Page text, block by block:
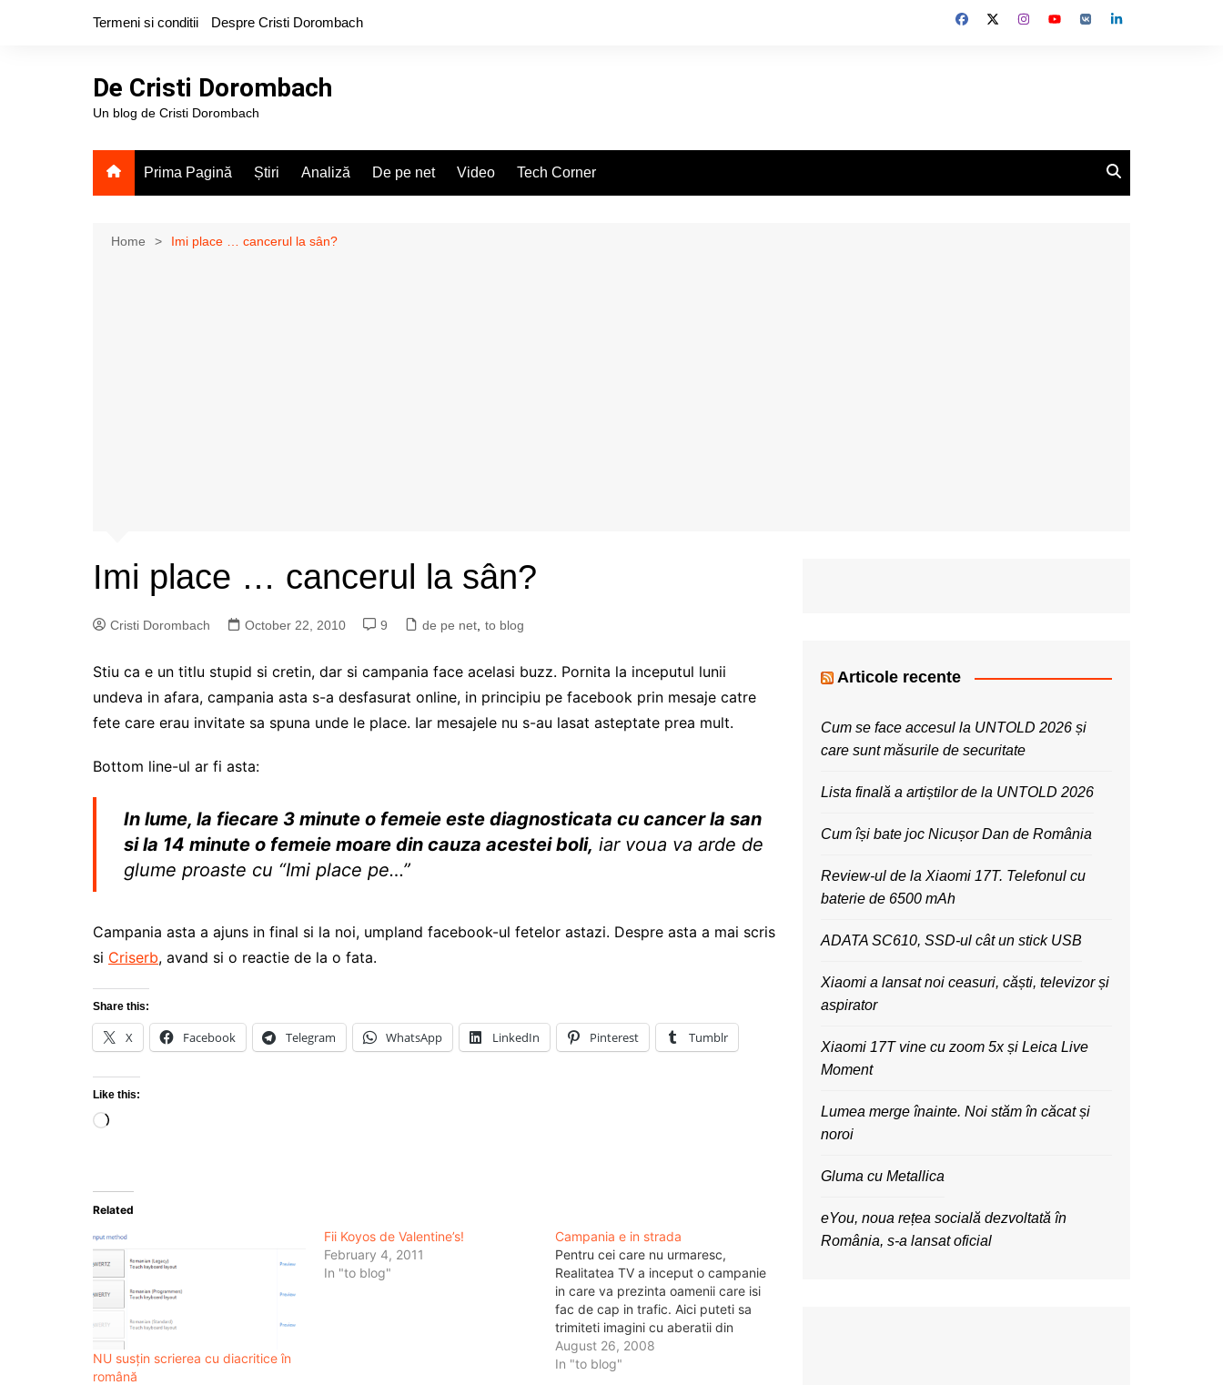
Termeni si conditii Despre Cristi Dorombach
De Cristi Dorombach
Un blog de Cristi Dorombach
Prima Pagină Știri Analiză De pe net Video Tech Corner
Home Imi place … cancerul la sân?
Imi place … cancerul la sân?
Cristi Dorombach October 22, 2010 9 de pe net to blog
Stiu ca e un titlu stupid si cretin, dar si campania face acelasi buzz. Pornita la inceputul lunii
undeva in afara, campania asta s-a desfasurat online, in principiu pe facebook prin mesaje catre
fete care erau invitate sa spuna unde le place. Iar mesajele nu s-au lasat asteptate prea mult.
Bottom line-ul ar fi asta:
In lume, la fiecare 3 minute o femeie este diagnosticata cu cancer la san
si la 14 minute o femeie moare din cauza acestei boli, iar voua va arde de
glume proaste cu “Imi place pe…”
Campania asta a ajuns in final si la noi, umpland facebook-ul fetelor astazi. Despre asta a mai scris
si Criserb, avand si o reactie de la o fata.
Share this:
X Facebook Telegram WhatsApp LinkedIn Pinterest Tumblr
Like this:
Loading…
Related
NU susțin scrierea cu diacritice în
română
Fii Koyos de Valentine’s!
February 4, 2011
In "to blog"
Campania e in strada
Pentru cei care nu urmaresc,
Realitatea TV a inceput o campanie
in care va prezinta oamenii care isi
fac de cap in trafic. Aici puteti sa
trimiteti imagini cu aberatii din
trafic, poze, video, masinile
oamenilor de bani gata care n-au
August 26, 2008
In "to blog"
Articole recente
Cum se face accesul la UNTOLD 2026 și
care sunt măsurile de securitate
Lista finală a artiștilor de la UNTOLD 2026
Cum își bate joc Nicușor Dan de România
Review-ul de la Xiaomi 17T. Telefonul cu
baterie de 6500 mAh
ADATA SC610, SSD-ul cât un stick USB
Xiaomi a lansat noi ceasuri, căști, televizor și
aspirator
Xiaomi 17T vine cu zoom 5x și Leica Live
Moment
Lumea merge înainte. Noi stăm în căcat și
noroi
Gluma cu Metallica
eYou, noua rețea socială dezvoltată în
România, s-a lansat oficial